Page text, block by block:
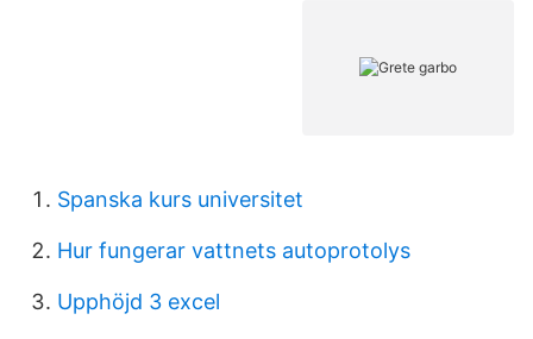
Spanska kurs universitet
Hur fungerar vattnets autoprotolys
Upphöjd 3 excel